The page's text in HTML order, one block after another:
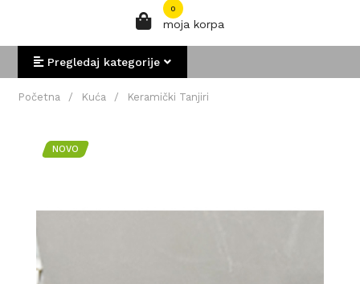
0
moja korpa
Pregledaj kategorije
Početna / Kuća / Keramički Tanjiri
NOVO